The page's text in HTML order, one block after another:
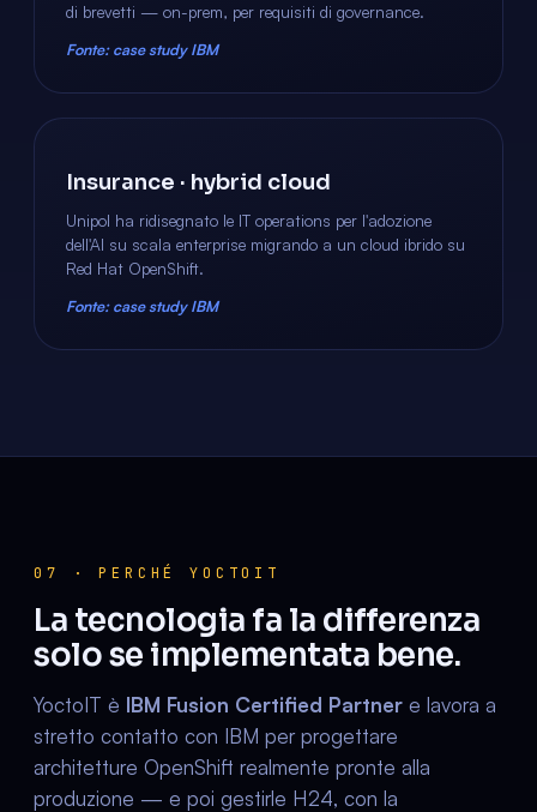
di brevetti — on-prem, per requisiti di governance.
Fonte: case study IBM
Insurance · hybrid cloud
Unipol ha ridisegnato le IT operations per l'adozione
dell'AI su scala enterprise migrando a un cloud ibrido su
Red Hat OpenShift.
Fonte: case study IBM
07 · PERCHÉ YOCTOIT
La tecnologia fa la differenza
solo se implementata bene.
YoctoIT è IBM Fusion Certified Partner e lavora a
stretto contatto con IBM per progettare
architetture OpenShift realmente pronte alla
produzione — e poi gestirle H24, con la